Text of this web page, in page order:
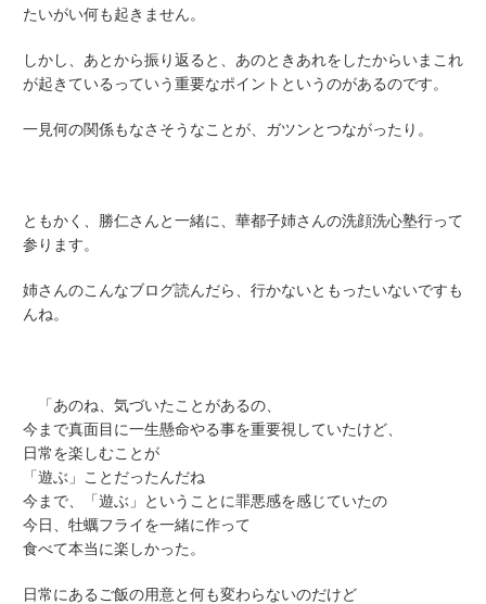
たいがい何も起きません。
しかし、あとから振り返ると、あのときあれをしたからいまこれ
が起きているっていう重要なポイントというのがあるのです。
一見何の関係もなさそうなことが、ガツンとつながったり。
ともかく、勝仁さんと一緒に、華都子姉さんの洗顔洗心塾行って
参ります。
姉さんのこんなブログ読んだら、行かないともったいないですも
んね。
「あのね、気づいたことがあるの、
今まで真面目に一生懸命やる事を重要視していたけど、
日常を楽しむことが
「遊ぶ」ことだったんだね
今まで、「遊ぶ」ということに罪悪感を感じていたの
今日、牡蠣フライを一緒に作って
食べて本当に楽しかった。
日常にあるご飯の用意と何も変わらないのだけど